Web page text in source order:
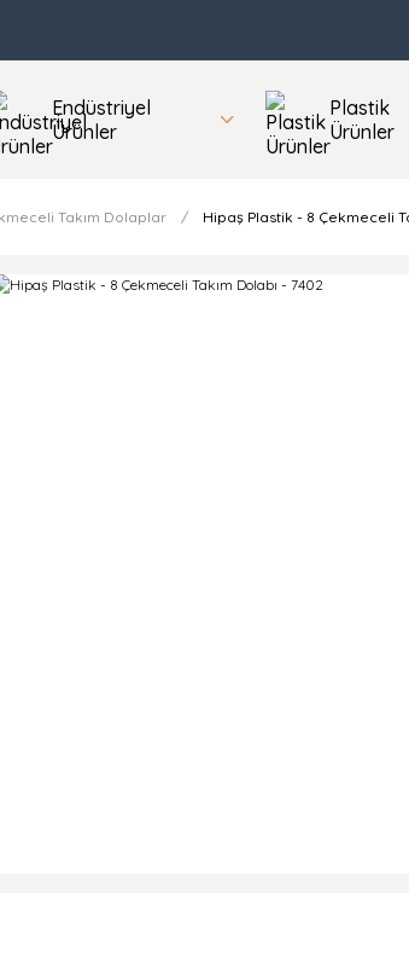
Endüstriyel
Ürünler
Plastik
Ürünler
Takım Dolaplar Hipaş Plastik - 8 Çekmeceli